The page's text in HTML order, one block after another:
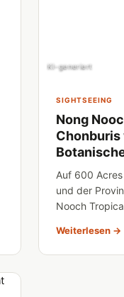
KI-generiert
SIGHTSEEING
Nong
Auf 600
und der
Nooch
Weiterlesen →